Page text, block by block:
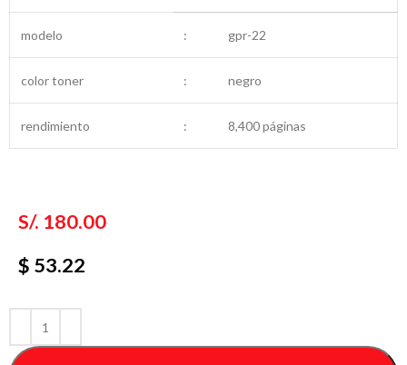
modelo : gpr-22
color toner : negro
rendimiento : 8,400 páginas
S/. 180.00
$ 53.22